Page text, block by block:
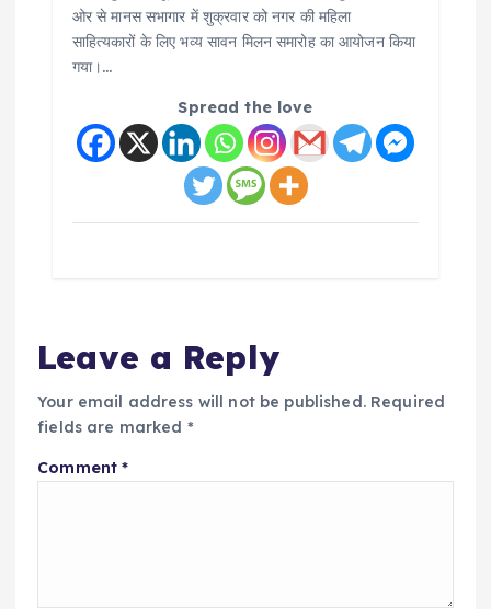
ओर से मानस सभागार में शुक्रवार को नगर की महिला
साहित्यकारों के लिए भव्य सावन मिलन समारोह का आयोजन किया
गया।…
Spread the love
Leave a Reply
Your email address will not be published. Required
fields are marked *
Comment*